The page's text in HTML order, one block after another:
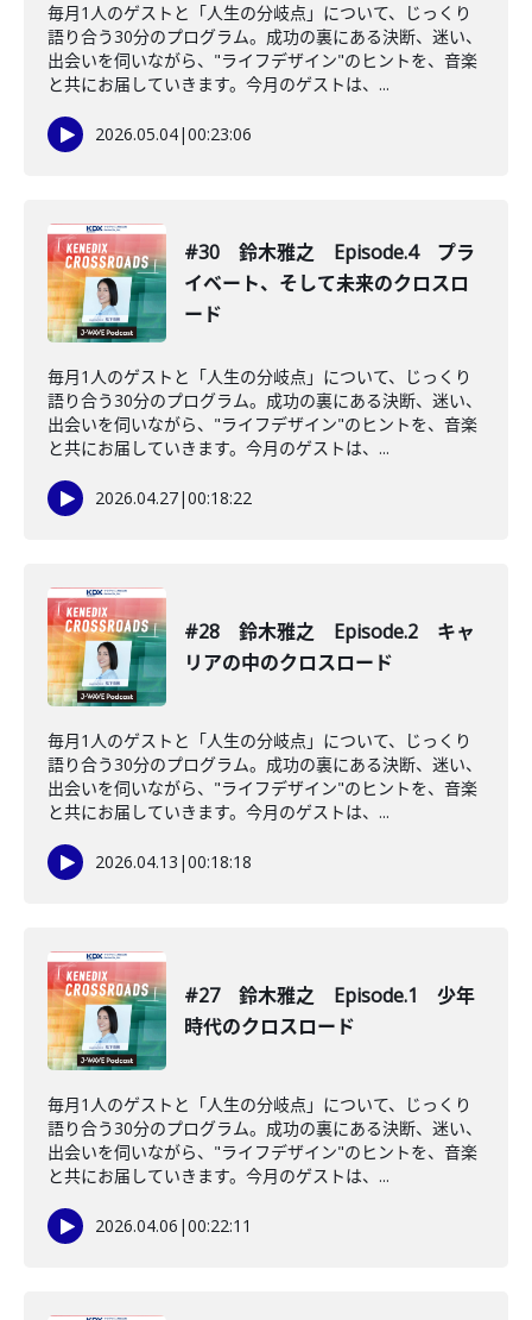
毎月1人のゲストと「人生の分岐点」について、じっくり
語り合う30分のプログラム。成功の裏にある決断、迷い、
出会いを伺いながら、"ライフデザイン"のヒントを、音楽
と共にお届していきます。今月のゲストは、...
2026.05.04|00:23:06
#30 鈴木雅之 Episode.4 プラ
イベート、そして未来のクロスロ
ード
毎月1人のゲストと「人生の分岐点」について、じっくり
語り合う30分のプログラム。成功の裏にある決断、迷い、
出会いを伺いながら、"ライフデザイン"のヒントを、音楽
と共にお届していきます。今月のゲストは、...
2026.04.27|00:18:22
#28 鈴木雅之 Episode.2 キャ
リアの中のクロスロード
毎月1人のゲストと「人生の分岐点」について、じっくり
語り合う30分のプログラム。成功の裏にある決断、迷い、
出会いを伺いながら、"ライフデザイン"のヒントを、音楽
と共にお届していきます。今月のゲストは、...
2026.04.13 |00:18:18
#27 鈴木雅之 Episode.1 少年
時代のクロスロード
毎月1人のゲストと「人生の分岐点」について、じっくり
語り合う30分のプログラム。成功の裏にある決断、迷い、
出会いを伺いながら、"ライフデザイン"のヒントを、音楽
と共にお届していきます。今月のゲストは、...
2026.04.06 |00:22:11